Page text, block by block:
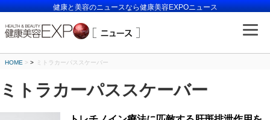
健康と美容のニュースなら健康美容EXPOニュース
HOME > ミトラカーパススケーバー
ミトラカーパススケーバー